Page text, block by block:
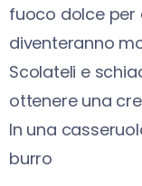
fuoco dolce per
diventeranno
Scolateli e
ottenere una
In una
burro